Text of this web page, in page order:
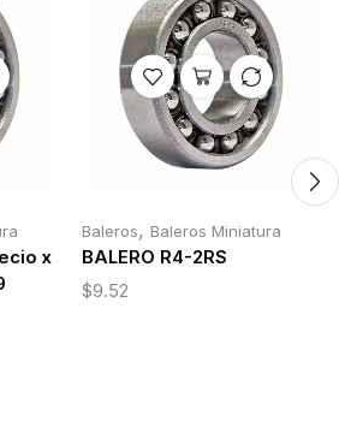
x
Baleros, Baleros Miniatura
BALERO R4-2RS
$9.52